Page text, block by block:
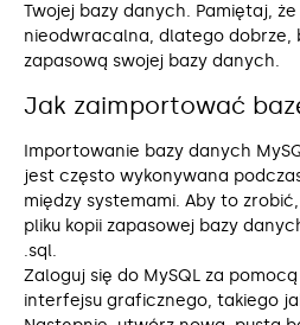
Twojej bazy danych. Pamiętaj,
nieodwracalna, dlatego dobrze,
zapasową swojej bazy danych.
Jak zaimportować
Importowanie bazy danych
jest często wykonywana
między systemami. Aby to
pliku kopii zapasowej bazy
.sql.
Zaloguj się do MySQL za
interfejsu graficznego, takiego